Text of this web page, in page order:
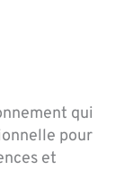
qui
pour
et